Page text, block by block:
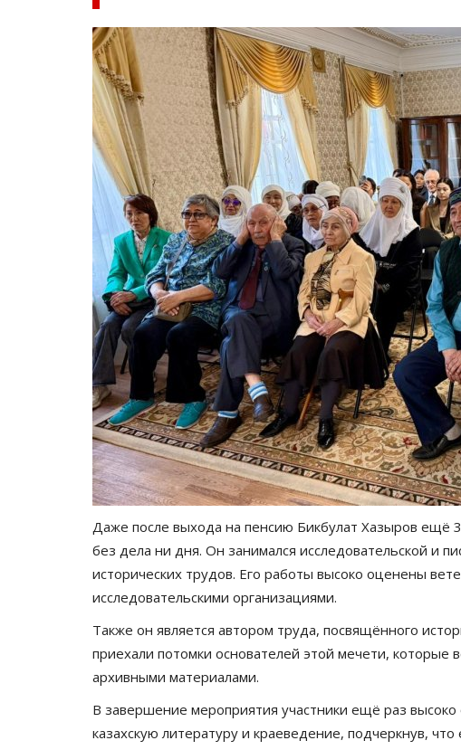
Даже после выхода на пенсию Бикбулат Хазыров ещё
без дела ни дня. Он занимался исследовательской и
исторических трудов. Его работы высоко оценены
исследовательскими организациями.
Также он является автором труда, посвящённого
приехали потомки основателей этой мечети, которые
архивными материалами.
В завершение мероприятия участники ещё раз
казахскую литературу и краеведение, подчеркнув,